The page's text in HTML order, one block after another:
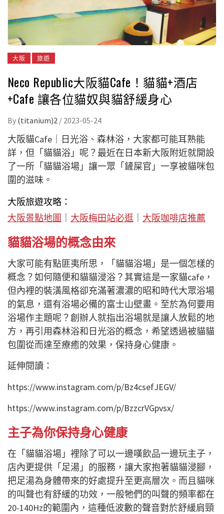
大阪 旅遊
Neco Republic大阪貓Cafe！貓貓+酒店
+Cafe 讓各位貓奴與貓舒緩身心
By (titanium)2 / 2023-05-24
大阪貓Cafe｜日光浴、森林浴，大家都可能耳熟能
詳，但「貓貓浴」呢？最近在日本新大阪附近就開設
了一所「貓貓浴場」讓一眾「鏟屎官」一享被貓咪包
圍的滋味。
大阪旅遊攻略：
大阪景點地圖 大阪梅田站必逛 大阪咖啡店推薦
貓貓浴場的概念由來
大家可能有點匪夷所思，「貓貓浴場」是一個怎樣的
概念？如何隨便和貓貓浸浴？其實這是一家貓cafe，
但內裡的裝潢風格卻充滿著濃濃的昭和時代大眾浴場
的氣息，還有浴場必備的富士山壁畫。至於為何要用
浴場作主題呢？創辦人就指出浴場就是讓人放鬆的地
方，再引用森林浴和日光浴的概念，希望透過被貓貓
包圍從而達至療癒的效果，保持身心健康。
延伸閱讀：
https://www.instagram.com/p/Bz4csefJEGV/
https://www.instagram.com/p/BzzcrVGpvsx/
主子為你保持身心健康
在「貓貓浴場」裡除了可以一邊嘆飲品一邊玩主子，
店內更提供「足湯」的服務，讓大家抱著貓貓浸腳，
把足湯為身體帶來的好處提升至更高層次。而且貓咪
的叫聲也有舒緩的功效，一般牠們的叫聲的頻率都在
20-140Hz的範圍內，這種低波數的聲音對於舒緩肩頸